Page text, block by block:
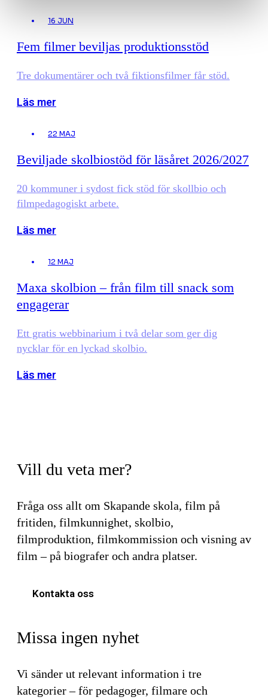
16 JUN
Fem filmer beviljas produktionsstöd
Tre dokumentärer och två fiktionsfilmer får stöd.
Läs mer
22 MAJ
Beviljade skolbiostöd för läsåret 2026/2027
20 kommuner i sydost fick stöd för skollbio och
filmpedagogiskt arbete.
Läs mer
12 MAJ
Maxa skolbion – från film till snack som
engagerar
Ett gratis webbinarium i två delar som ger dig
nycklar för en lyckad skolbio.
Läs mer
Vill du veta mer?
Fråga oss allt om Skapande skola, film på
fritiden, filmkunnighet, skolbio,
filmproduktion, filmkommission och visning av
film – på biografer och andra platser.
Kontakta oss
Missa ingen nyhet
Vi sänder ut relevant information i tre
kategorier – för pedagoger, filmare och